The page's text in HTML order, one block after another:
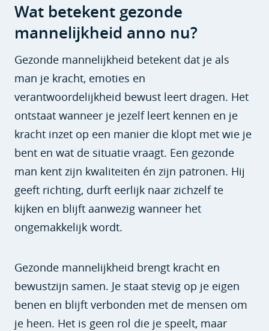
Wat betekent gezonde
mannelijkheid anno nu?
Gezonde mannelijkheid betekent dat je als
man je kracht, emoties en
verantwoordelijkheid bewust leert dragen. Het
ontstaat wanneer je jezelf leert kennen en je
kracht inzet op een manier die klopt met wie je
bent en wat de situatie vraagt. Een gezonde
man kent zijn kwaliteiten én zijn patronen. Hij
geeft richting, durft eerlijk naar zichzelf te
kijken en blijft aanwezig wanneer het
ongemakkelijk wordt.
Gezonde mannelijkheid brengt kracht en
bewustzijn samen. Je staat stevig op je eigen
benen en blijft verbonden met de mensen om
je heen. Het is geen rol die je speelt, maar